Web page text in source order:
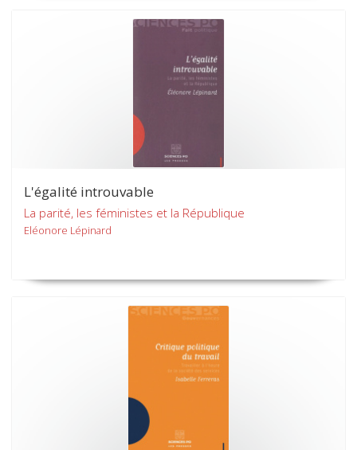
L'égalité introuvable
La parité, les féministes et la République
Eléonore Lépinard